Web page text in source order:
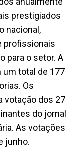
prestigiados
nacional,
profissionais
para o setor. A
um total de 177
Os
votação dos 27
do jornal
As votações
junho.